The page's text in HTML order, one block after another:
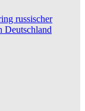
russischer
Deutschland